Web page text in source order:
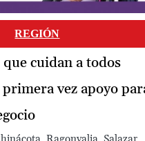
REGIÓN
cuidan a todos
vez apoyo